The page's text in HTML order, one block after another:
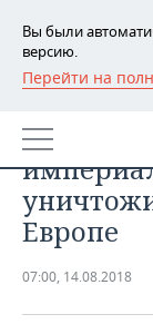
Вы были
версию.
Перейти на
РЕГИОНЫ
ТАТАРСТАН
УДМУРТИЯ
НОВОСТИ
АНАЛИТИКА
НОВОСТИ
ДЕКЛАРАЦИИ
ЭКОНОМИКА
НОВОСТИ
Конец
Европе
07:00, 14.08.2018